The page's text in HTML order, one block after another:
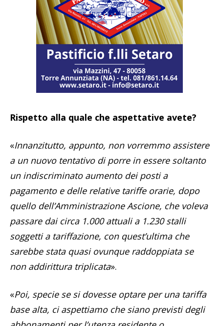
Rispetto alla quale che aspettative avete?
«Innanzitutto, appunto, non vorremmo assistere
a un nuovo tentativo di porre in essere soltanto
un indiscriminato aumento dei posti a
pagamento e delle relative tariffe orarie, dopo
quello dell’Amministrazione Ascione, che voleva
passare dai circa 1.000 attuali a 1.230 stalli
soggetti a tariffazione, con quest’ultima che
sarebbe stata quasi ovunque raddoppiata se
non addirittura triplicata».
«Poi, specie se si dovesse optare per una tariffa
base alta, ci aspettiamo che siano previsti degli